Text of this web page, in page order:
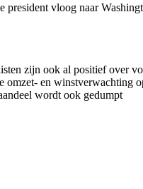
vloog naar
zijn ook al positief over
omzet- en winstverwachting
wordt ook gedumpt